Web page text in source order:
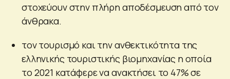
στοχεύουν στην πλήρη αποδέσμευση από τον
άνθρακα.
τον τουρισμό και την ανθεκτικότητα της
ελληνικής τουριστικής βιομηχανίας η οποία
το 2021 κατάφερε να ανακτήσει το 47% σε